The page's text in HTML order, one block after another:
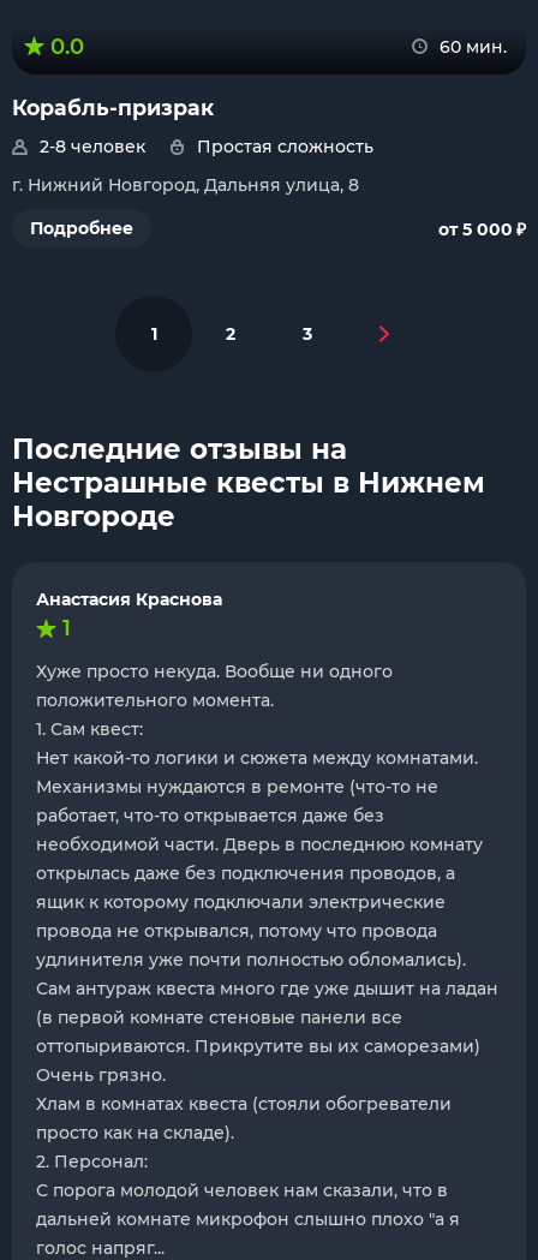
0.0 60 мин.
Корабль-призрак
2-8 человек
Простая сложность
г. Нижний Новгород, Дальняя улица, 8
Подробнее
от 5 000 ₽
1 2 3
Последние отзывы на
Нестрашные квесты в Нижнем
Новгороде
Анастасия Краснова
1
Хуже просто некуда. Вообще ни одного
положительного момента.
1. Сам квест:
Нет какой-то логики и сюжета между комнатами.
Механизмы нуждаются в ремонте (что-то не
работает, что-то открывается даже без
необходимой части. Дверь в последнюю комнату
открылась даже без подключения проводов, а
ящик к которому подключали электрические
провода не открывался, потому что провода
удлинителя уже почти полностью обломались).
Сам антураж квеста много где уже дышит на ладан
(в первой комнате стеновые панели все
оттопыриваются. Прикрутите вы их саморезами)
Очень грязно.
Хлам в комнатах квеста (стояли обогреватели
просто как на складе).
2. Персонал:
С порога молодой человек нам сказали, что в
дальней комнате микрофон слышно плохо "а я
голос напряг...